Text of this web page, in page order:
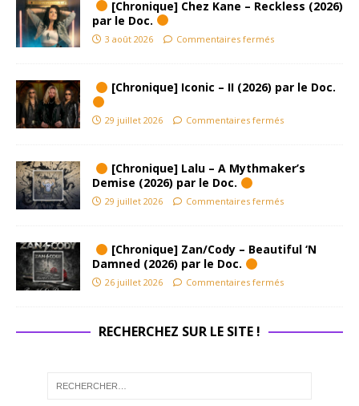
[Chronique] Chez Kane – Reckless (2026)
par le Doc.
3 août 2026 Commentaires fermés
[Chronique] Iconic – II (2026) par le Doc.
29 juillet 2026 Commentaires fermés
[Chronique] Lalu – A Mythmaker’s
Demise (2026) par le Doc.
29 juillet 2026 Commentaires fermés
[Chronique] Zan/Cody – Beautiful ‘N
Damned (2026) par le Doc.
26 juillet 2026 Commentaires fermés
RECHERCHEZ SUR LE SITE !